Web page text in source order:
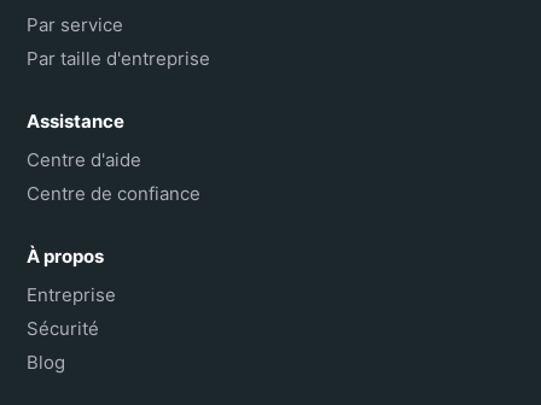
Par service
Par taille d'entreprise
Assistance
Centre d'aide
Centre de confiance
À propos
Entreprise
Sécurité
Blog